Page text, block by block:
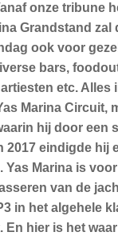
onze tribune
Grandstand
ook voor
bars,
etc.
Marina
hij door
eindigde
Marina is
van de
in het algehele
hier is het